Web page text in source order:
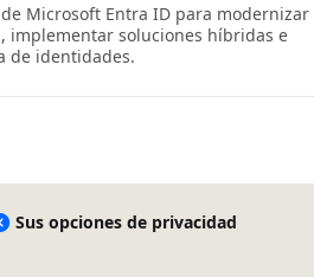
Microsoft Entra ID para modernizar
implementar soluciones híbridas e
de identidades.
Sus opciones de privacidad